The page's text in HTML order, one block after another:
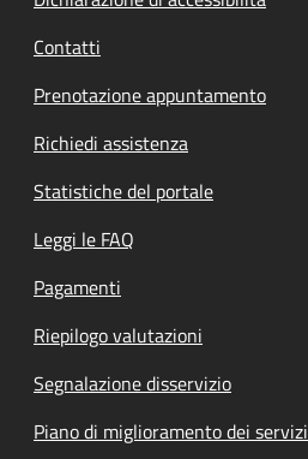
Contatti
Prenotazione appuntamento
Richiedi assistenza
Statistiche del portale
Leggi le FAQ
Pagamenti
Riepilogo valutazioni
Segnalazione disservizio
Piano di miglioramento dei servizi